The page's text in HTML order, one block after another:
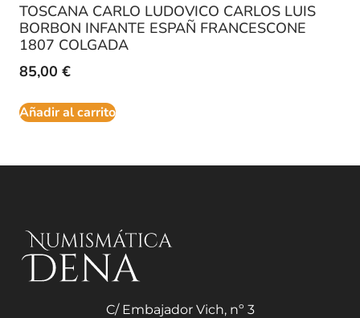
TOSCANA CARLO LUDOVICO CARLOS LUIS
BORBON INFANTE ESPAÑ FRANCESCONE
1807 COLGADA
85,00 €
Añadir al carrito
C/ Embajador Vich, nº 3